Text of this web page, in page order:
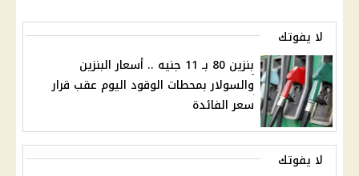
لا يفوتك
بنزين 80 بـ 11 جنيه .. أسعار البنزين
والسولار بمحطات الوقود اليوم عقب قرار
سعر الفائدة
لا يفوتك